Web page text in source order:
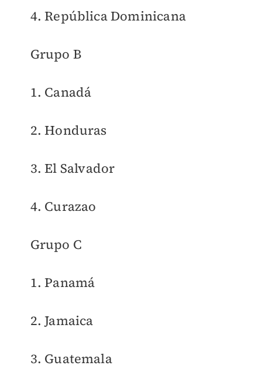
4. República Dominicana
Grupo B
1. Canadá
2. Honduras
3. El Salvador
4. Curazao
Grupo C
1. Panamá
2. Jamaica
3. Guatemala